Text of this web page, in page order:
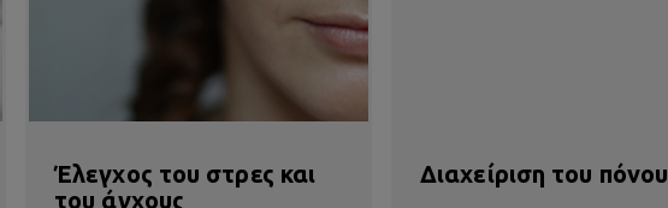
Έλεγχος του στρες και
του άγχους
Διαχείριση του πόνου